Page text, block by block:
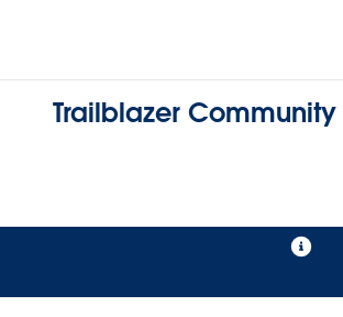
Trailblazer Community